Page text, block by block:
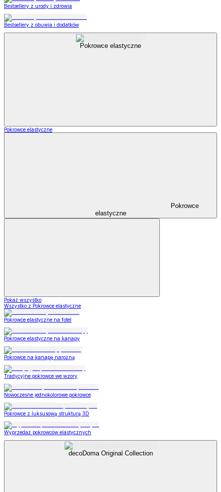
Bestsellery z urody i zdrowia
Bestsellery z obuwia i dodatków
Pokrowce elastyczne
Pokrowce elastyczne
Pokrowce
elastyczne
Pokaż wszystko
Wszystko z Pokrowce elastyczne
Pokrowce elastyczne na fotel
Pokrowce elastyczne na kanapy
Pokrowce na kanapę narożną
Tradycyjne pokrowce we wzory
Nowoczesne jednokolorowe pokrowce
Pokrowce z luksusową strukturą 3D
Wyprzedaż pokrowców elastycznych
decoDoma Original Collection